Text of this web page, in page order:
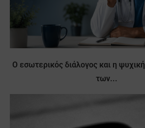
Ο εσωτερικός διάλογος και η
των...